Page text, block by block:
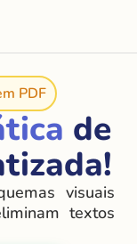
PDF
de
visuais
textos